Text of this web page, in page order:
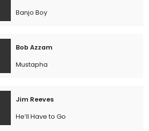
Banjo Boy
Bob Azzam
Mustapha
Jim Reeves
He’ll Have to Go